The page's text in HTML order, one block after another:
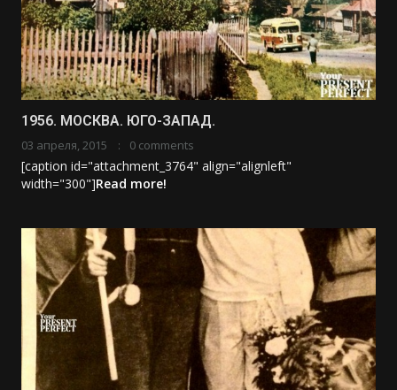
1956. МОСКВА. ЮГО-ЗАПАД.
03 апреля, 2015 0 comments
[caption id="attachment_3764" align="alignleft"
width="300"]Read more!